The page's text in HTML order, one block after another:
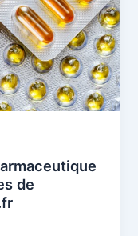
de